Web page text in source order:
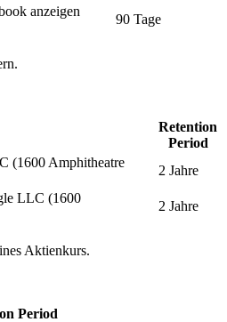
anzeigen
90 Tage
Retention
Period
(1600 Amphitheatre
2 Jahre
LLC (1600
2 Jahre
Aktienkurs.
Period